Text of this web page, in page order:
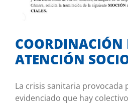
Co-autor en
COORDINACIÓN
ATENCIÓN
La crisis sanitaria provocada
evidenciado que hay